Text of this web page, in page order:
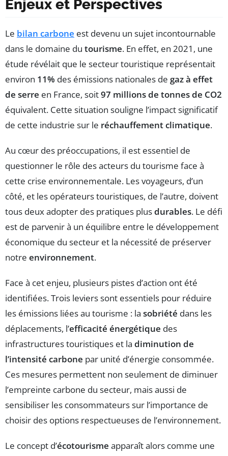
Enjeux et Perspectives
Le bilan carbone est devenu un sujet incontournable
dans le domaine du tourisme. En effet, en 2021, une
étude révélait que le secteur touristique représentait
environ 11% des émissions nationales de gaz à effet
de serre en France, soit97 millions de tonnes de CO2
équivalent. Cette situation souligne l’impact significatif
de cette industrie sur le réchauffement climatique.
Au cœur des préoccupations, il est essentiel de
questionner le rôle des acteurs du tourisme face à
cette crise environnementale. Les voyageurs, d’un
côté, et les opérateurs touristiques, de l’autre, doivent
tous deux adopter des pratiques plusdurables. Le défi
est de parvenir à un équilibre entre le développement
économique du secteur et la nécessité de préserver
notre environnement.
Face à cet enjeu, plusieurs pistes d’action ont été
identifiées. Trois leviers sont essentiels pour réduire
les émissions liées au tourisme : la sobriété dans les
déplacements, l’efficacité énergétique des
infrastructures touristiques et la diminution de
l’intensité carbone par unité d’énergie consommée.
Ces mesures permettent non seulement de diminuer
l’empreinte carbone du secteur, mais aussi de
sensibiliser les consommateurs sur l’importance de
choisir des options respectueuses de l’environnement.
Le concept d’écotourisme apparaît alors comme une